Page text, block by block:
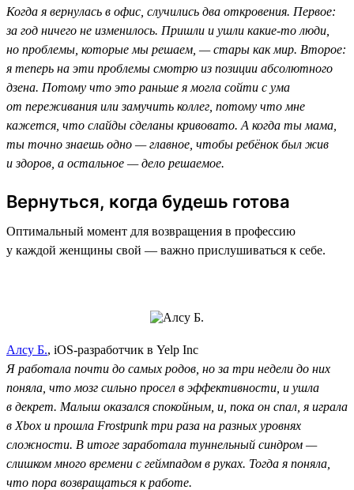
Когда я вернулась в офис, случились два откровения. Первое:
за год ничего не изменилось. Пришли и ушли какие-то люди,
но проблемы, которые мы решаем, — стары как мир. Второе:
я теперь на эти проблемы смотрю из позиции абсолютного
дзена. Потому что это раньше я могла сойти с ума
от переживания или замучить коллег, потому что мне
кажется, что слайды сделаны кривовато. А когда ты мама,
ты точно знаешь одно — главное, чтобы ребёнок был жив
и здоров, а остальное — дело решаемое.
Вернуться, когда будешь готова
Оптимальный момент для возвращения в профессию
у каждой женщины свой — важно прислушиваться к себе.
Алсу Б., iOS-разработчик в Yelp Inc
Я работала почти до самых родов, но за три недели до них
поняла, что мозг сильно просел в эффективности, и ушла
в декрет. Малыш оказался спокойным, и, пока он спал, я играла
в Xbox и прошла Frostpunk три раза на разных уровнях
сложности. В итоге заработала туннельный синдром —
слишком много времени с геймпадом в руках. Тогда я поняла,
что пора возвращаться к работе.